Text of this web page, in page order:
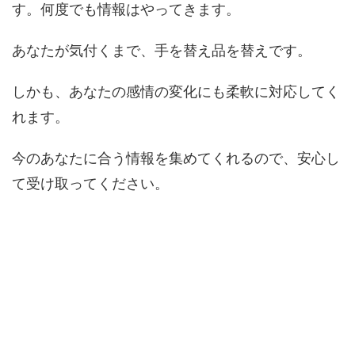
す。何度でも情報はやってきます。
あなたが気付くまで、手を替え品を替えです。
しかも、あなたの感情の変化にも柔軟に対応してく
れます。
今のあなたに合う情報を集めてくれるので、安心し
て受け取ってください。